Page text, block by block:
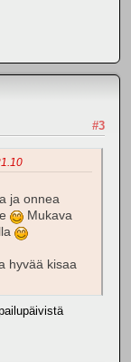
#3
ja onnea
Mukava
hyvää kisaa